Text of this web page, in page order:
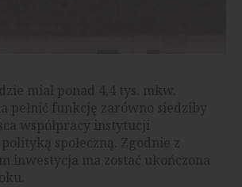
miał ponad 4,4 tys. mkw.
pełnić funkcję zarówno siedziby
współpracy instytucji
społeczną. Zgodnie z
inwestycja ma zostać ukończona